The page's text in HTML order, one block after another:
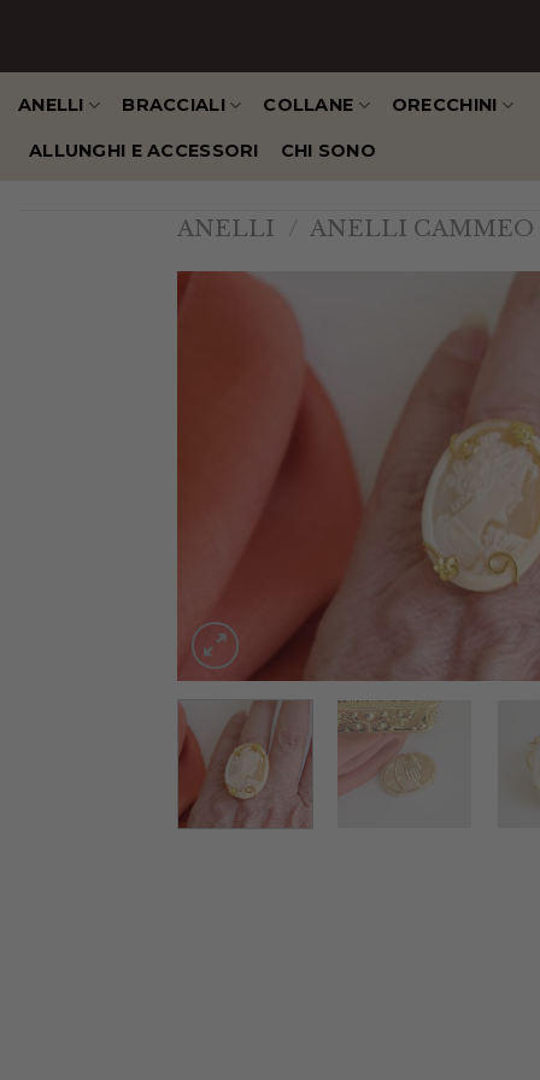
contenuto
ANELLI BRACCIALI COLLANE ORECCHINI
ALLUNGHI E ACCESSORI CHI SONO
ANELLI / ANELLI CAMMEO